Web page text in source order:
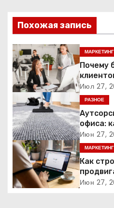
и
я
п
о
з
а
п
и
с
Похожая запись
МАРКЕТИНГ
Почему
если у
Июл 27,
РАЗНОЕ
офиса:
время и
Июн 27,
МАРКЕТИНГ
Как
Июн 27,